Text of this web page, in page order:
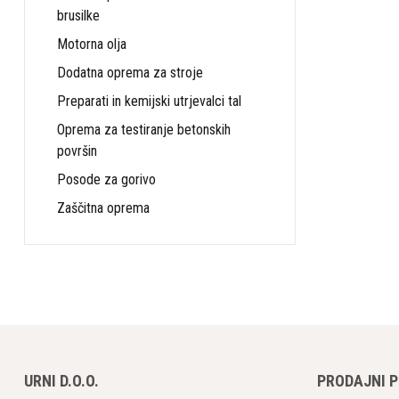
brusilke
Motorna olja
Dodatna oprema za stroje
Preparati in kemijski utrjevalci tal
Oprema za testiranje betonskih
površin
Posode za gorivo
Zaščitna oprema
URNI D.O.O. PRODAJNI